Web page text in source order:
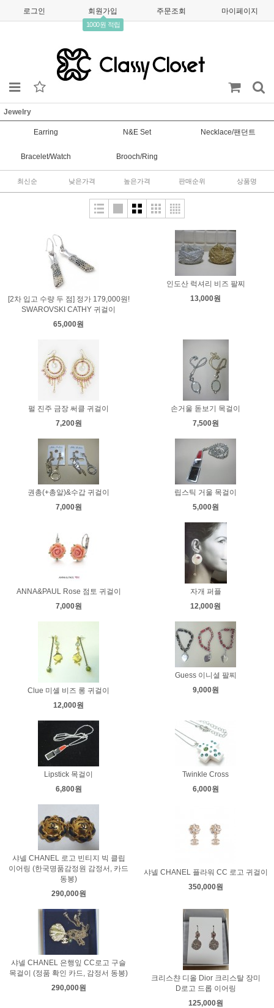
로그인 회원가입
1000원 적립
주문조회 마이페이지
Jewelry
Earring N&E Set Necklace/팬던트
Bracelet/Watch Brooch/Ring
최신순 낮은가격 높은가격 판매순위 상품명
[2차 입고 수량 두 점] 정가 179,000원!
SWAROVSKI CATHY 귀걸이
65,000원
인도산 럭셔리 비즈 팔찌
13,000원
펄 진주 금장 써클 귀걸이
7,200원
손거울 돋보기 목걸이
7,500원
권총(+총알)&수갑 귀걸이
7,000원
립스틱 거울 목걸이
5,000원
ANNA&PAUL Rose 점토 귀걸이
7,000원
자개 퍼플
12,000원
Clue 미셸 비즈 롱 귀걸이
12,000원
Guess 이니셜 팔찌
9,000원
Lipstick 목걸이
6,800원
Twinkle Cross
6,000원
샤넬 CHANEL 로고 빈티지 빅 클립
이어링 (한국명품감정원 감정서, 카드
동봉)
290,000원
샤넬 CHANEL 플라워 CC 로고 귀걸이
350,000원
샤넬 CHANEL 은행잎 CC로고 구슬
목걸이 (정품 확인 카드, 감정서 동봉)
290,000원
크리스챤 디올 Dior 크리스탈 장미
D로고 드롭 이어링
125,000원